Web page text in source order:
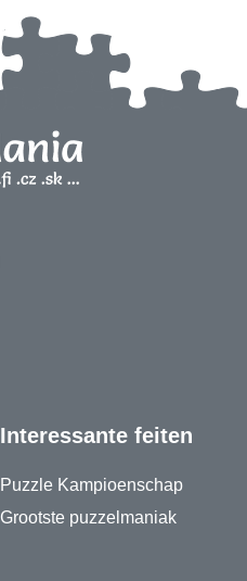
Interessante feiten
Puzzle Kampioenschap
Grootste puzzelmaniak